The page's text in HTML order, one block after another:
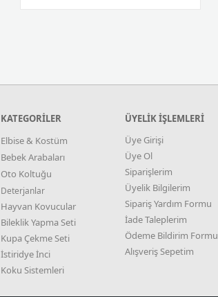
KATEGORİLER
Elbise & Kostüm
Bebek Arabaları
Oto Koltuğu
Deterjanlar
Hayvan Kovucular
Bileklik Yapma Seti
Kupa Çekme Seti
İstiridye İnci
Koku Sistemleri
ÜYELİK İŞLEMLERİ
Üye Girişi
Üye Ol
Siparişlerim
Üyelik Bilgilerim
Sipariş Yardım Formu
İade Taleplerim
Ödeme Bildirim Formu
Alışveriş Sepetim